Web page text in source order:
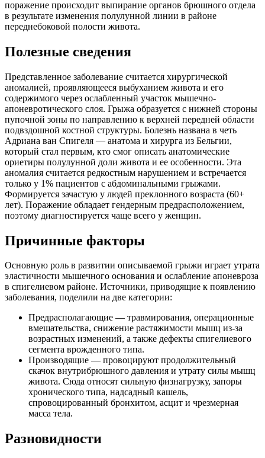
поражение происходит выпирание органов брюшного отдела
в результате изменения полулунной линии в районе
переднебоковой полости живота.
Полезные сведения
Представленное заболевание считается хирургической
аномалией, проявляющееся выбуханием живота и его
содержимого через ослабленный участок мышечно-
апоневротического слоя. Грыжа образуется с нижней стороны
пупочной зоны по направлению к верхней передней области
подвздошной костной структуры. Болезнь названа в четь
Адриана ван Спигеля — анатома и хирурга из Бельгии,
который стал первым, кто смог описать анатомические
ориетиры полулунной доли живота и ее особенности. Эта
аномалия считается редкостным нарушением и встречается
только у 1% пациентов с абдоминальными грыжами.
Формируется зачастую у людей преклонного возраста (60+
лет). Поражение обладает гендерным предрасположением,
поэтому диагностируется чаще всего у женщин.
Причинные факторы
Основную роль в развитии описываемой грыжи играет утрата
эластичности мышечного основания и ослабление апоневроза
в спигелиевом районе. Источники, приводящие к появлению
заболевания, поделили на две категории:
Предрасполагающие — травмирования, операционные
вмешательства, снижение растяжимости мышц из-за
возрастных изменений, а также дефекты спигелиевого
сегмента врожденного типа.
Производящие — провоцируют продолжительный
скачок внутрибрюшного давления и утрату силы мышц
живота. Сюда относят сильную физнагрузку, запоры
хронического типа, надсадный кашель,
спровоцированный бронхитом, асцит и чрезмерная
масса тела.
Разновидности